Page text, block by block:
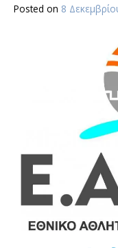
Posted on 8